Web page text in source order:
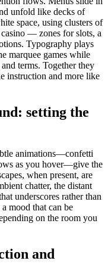
unfold like decks of
space, using clusters of
— zones for slots, a
Typography plays
marquee games while
terms. Together they
instruction and more like
setting the
animations—confetti
as you hover—give the
when present, are
chatter, the distant
underscores rather than
mood that can be
on the room you
and